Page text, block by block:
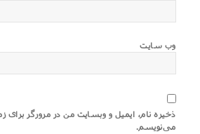
وب‌ سایت
ذخیره نام، ایمیل و وبسایت من در مرورگر برای
می‌نویسم.